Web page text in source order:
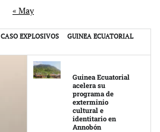
« May
CASO EXPLOSIVOS GUINEA ECUATORIAL
Guinea Ecuatorial
acelera su
programa de
exterminio
cultural e
identitario en
Annobón